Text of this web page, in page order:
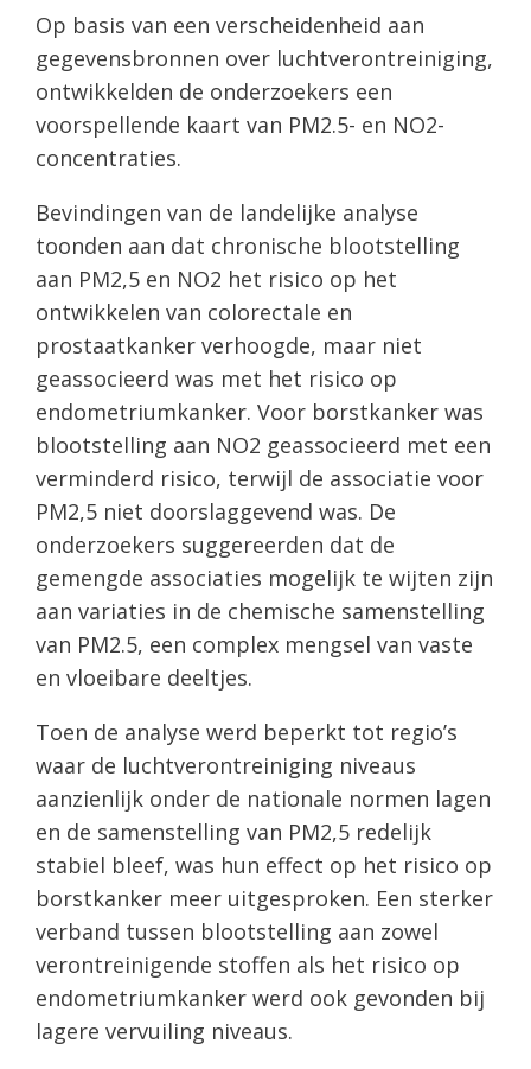
Op basis van een verscheidenheid aan
gegevensbronnen over luchtverontreiniging,
ontwikkelden de onderzoekers een
voorspellende kaart van PM2.5- en NO2-
concentraties.
Bevindingen van de landelijke analyse
toonden aan dat chronische blootstelling
aan PM2,5 en NO2 het risico op het
ontwikkelen van colorectale en
prostaatkanker verhoogde, maar niet
geassocieerd was met het risico op
endometriumkanker. Voor borstkanker was
blootstelling aan NO2 geassocieerd met een
verminderd risico, terwijl de associatie voor
PM2,5 niet doorslaggevend was. De
onderzoekers suggereerden dat de
gemengde associaties mogelijk te wijten zijn
aan variaties in de chemische samenstelling
van PM2.5, een complex mengsel van vaste
en vloeibare deeltjes.
Toen de analyse werd beperkt tot regio’s
waar de luchtverontreiniging niveaus
aanzienlijk onder de nationale normen lagen
en de samenstelling van PM2,5 redelijk
stabiel bleef, was hun effect op het risico op
borstkanker meer uitgesproken. Een sterker
verband tussen blootstelling aan zowel
verontreinigende stoffen als het risico op
endometriumkanker werd ook gevonden bij
lagere vervuiling niveaus.